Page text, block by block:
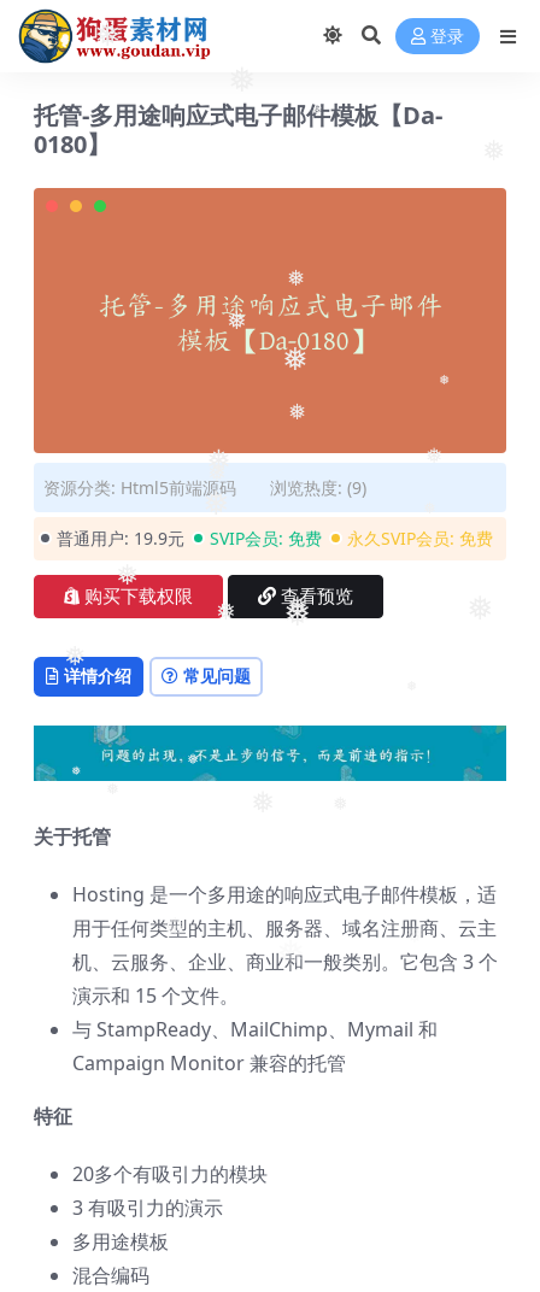
❅
❅
❅
❅
❅
❅
❅
❅
❅
❅
❅
❅
❅
❅
❅
❅
❅
❅ 登录
托管-多用途响应式电子邮件模板【Da-
0180】
资源分类: Html5前端源码 浏览热度: (9)
普通用户: 19.9元 SVIP会员: 免费 永久SVIP会员: 免费
购买下载权限 查看预览
详情介绍 常见问题
关于托管
Hosting 是一个多用途的响应式电子邮件模板，适
用于任何类型的主机、服务器、域名注册商、云主
机、云服务、企业、商业和一般类别。它包含 3 个
演示和 15 个文件。
与 StampReady、MailChimp、Mymail 和
Campaign Monitor 兼容的托管
特征
20多个有吸引力的模块
3 有吸引力的演示
多用途模板
混合编码